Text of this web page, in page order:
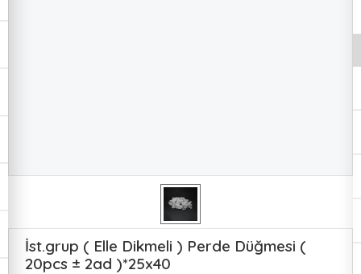
İst.grup ( Elle Dikmeli ) Perde Düğmesi (
20pcs ± 2ad )*25x40